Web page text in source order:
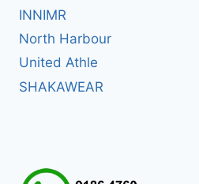
INNIMR
North Harbour
United Athle
SHAKAWEAR